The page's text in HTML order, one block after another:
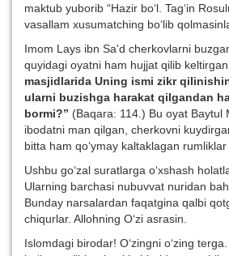
maktub yuborib “Hazir bo‘l. Tag‘in
vasallam xusumatching bo‘lib
Imom Lays ibn Sa'd cherkovlarni
quyidagi oyatni ham hujjat qilib
masjidlarida Uning ismi zikr
ularni buzishga harakat qilgandan
bormi?” (Baqara: 114.) Bu oyat Baytul
ibodatni man qilgan, cherkovni
bitta ham qo‘ymay kaltaklagan
Ushbu go‘zal suratlarga o‘xshash
Ularning barchasi nubuvvat nuridan
Bunday narsalardan faqatgina qalbi
chiqurlar. Allohning O‘zi asrasin.
Islomdagi birodar! O‘zingni o‘zing